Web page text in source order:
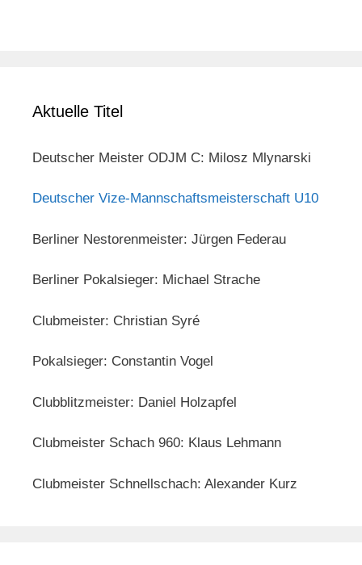
Aktuelle Titel
Deutscher Meister ODJM C: Milosz Mlynarski
Deutscher Vize-Mannschaftsmeisterschaft U10
Berliner Nestorenmeister: Jürgen Federau
Berliner Pokalsieger: Michael Strache
Clubmeister: Christian Syré
Pokalsieger: Constantin Vogel
Clubblitzmeister: Daniel Holzapfel
Clubmeister Schach 960: Klaus Lehmann
Clubmeister Schnellschach: Alexander Kurz